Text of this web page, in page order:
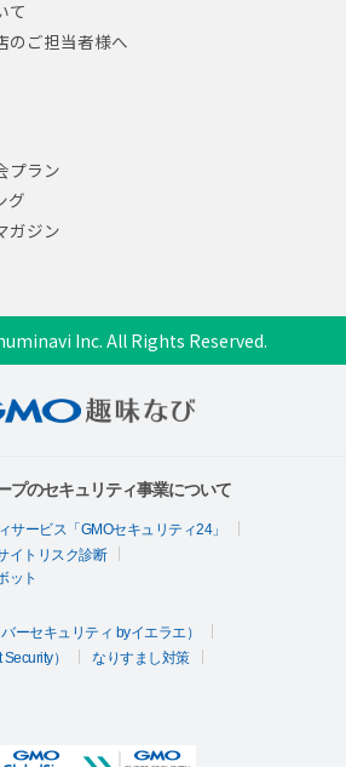
て
のご担当者様へ
プラン
グ
ガジン
Inc. All Rights Reserved.